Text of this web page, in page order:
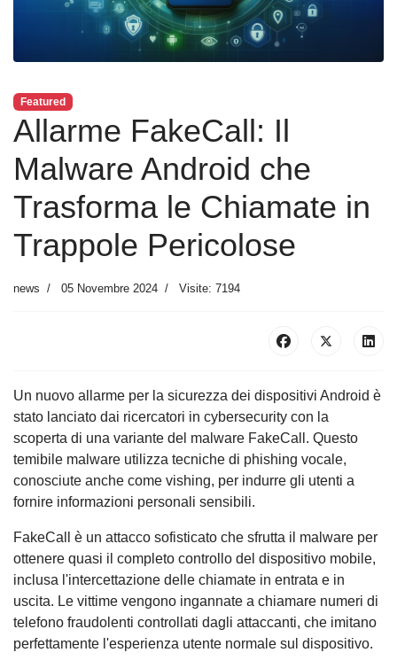
Featured
Allarme FakeCall: Il
Malware Android che
Trasforma le Chiamate in
Trappole Pericolose
news 05 Novembre 2024 Visite: 7194
Un nuovo allarme per la sicurezza dei dispositivi Android è
stato lanciato dai ricercatori in cybersecurity con la
scoperta di una variante del malware FakeCall. Questo
temibile malware utilizza tecniche di phishing vocale,
conosciute anche come vishing, per indurre gli utenti a
fornire informazioni personali sensibili.
FakeCall è un attacco sofisticato che sfrutta il malware per
ottenere quasi il completo controllo del dispositivo mobile,
inclusa l'intercettazione delle chiamate in entrata e in
uscita. Le vittime vengono ingannate a chiamare numeri di
telefono fraudolenti controllati dagli attaccanti, che imitano
perfettamente l'esperienza utente normale sul dispositivo.